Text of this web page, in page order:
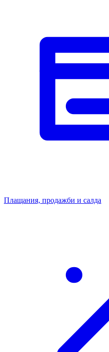
Плащания, продажби и салда